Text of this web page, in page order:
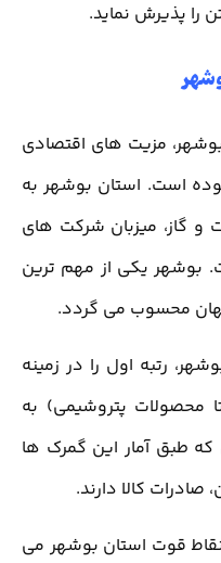
مزیت های اقتصادی
است. استان بوشهر به
و گاز، میزبان شرکت های
بوشهر یکی از مهم ترین
محسوب می گردد.
رتبه اول را در زمینه
محصولات پتروشیمی) به
طبق آمار این گمرک ها
قوت استان بوشهر می